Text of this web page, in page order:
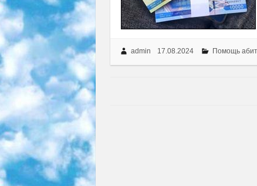
admin 17.08.2024 Помощь